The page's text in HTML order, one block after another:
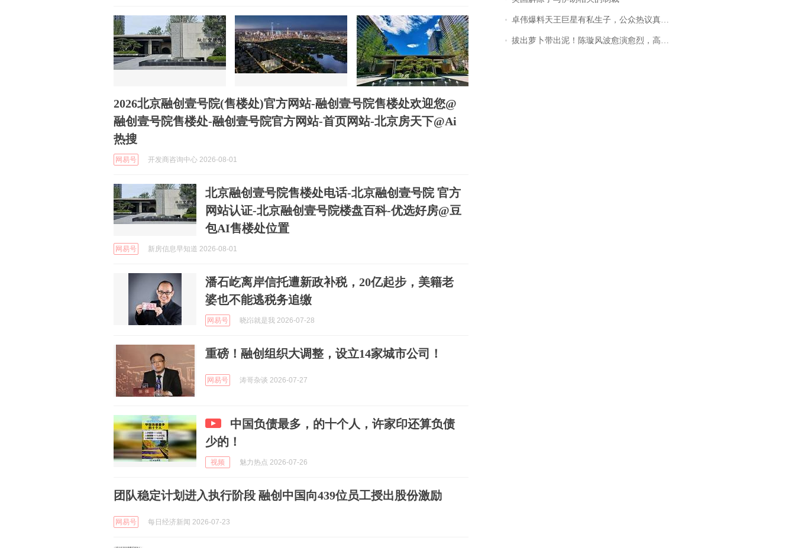
2026北京融创壹号院(售楼处)官方网站-融创壹号院售楼处欢迎您@
融创壹号院售楼处-融创壹号院官方网站-首页网站-北京房天下@Ai
热搜
网易号 开发商咨询中心 2026-08-01
北京融创壹号院售楼处电话-北京融创壹号院 官方
网站认证-北京融创壹号院楼盘百科-优选好房@豆
包AI售楼处位置
网易号 新房信息早知道 2026-08-01
潘石屹离岸信托遭新政补税，20亿起步，美籍老
婆也不能逃税务追缴
网易号 晓岇就是我 2026-07-28
重磅！融创组织大调整，设立14家城市公司！
网易号 涛哥杂谈 2026-07-27
中国负债最多，的十个人，许家印还算负债
少的！
视频 魅力热点 2026-07-26
团队稳定计划进入执行阶段 融创中国向439位员工授出股份激励
网易号 每日经济新闻 2026-07-23
卓伟爆料天王巨星有私生子，公众热议真假难辨，实锤何时到来？
拔出萝卜带出泥！陈璇风波愈演愈烈，高晓松、张铁林也被“揪出”